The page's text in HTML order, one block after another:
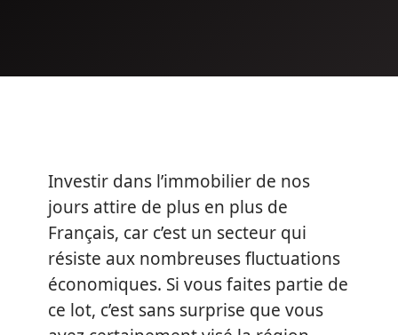
Investir dans l’immobilier de nos
jours attire de plus en plus de
Français, car c’est un secteur qui
résiste aux nombreuses fluctuations
économiques. Si vous faites partie de
ce lot, c’est sans surprise que vous